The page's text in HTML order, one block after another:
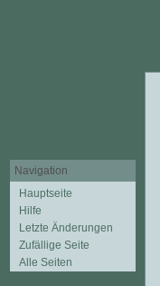
Navigation
Hauptseite
Hilfe
Letzte Änderungen
Zufällige Seite
Alle Seiten